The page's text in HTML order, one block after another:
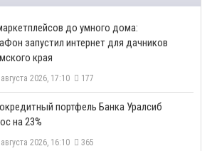
до умного дома:
запустил интернет для дачников
края
2026, 17:10 177
портфель Банка Уралсиб
на 23%
2026, 16:10 365